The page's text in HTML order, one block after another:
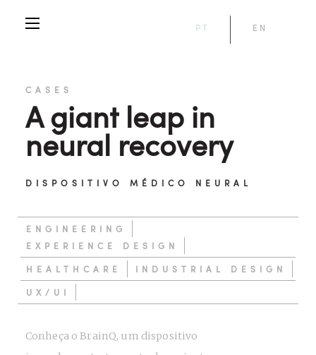
PT EN
CASES
A giant leap in
neural recovery
DISPOSITIVO MÉDICO NEURAL
ENGINEERING
EXPERIENCE DESIGN
HEALTHCARE INDUSTRIAL DESIGN
UX/UI
Conheça o BrainQ, um dispositivo